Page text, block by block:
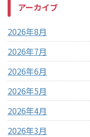
アーカイブ
2026年8月
2026年7月
2026年6月
2026年5月
2026年4月
2026年3月